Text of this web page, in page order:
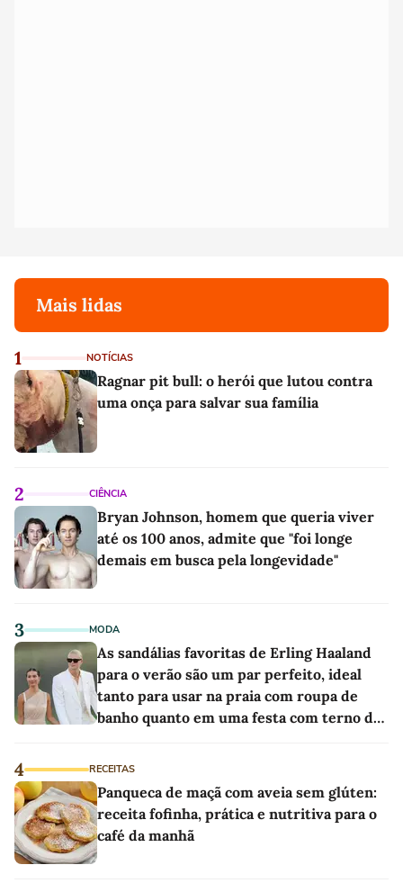
Mais lidas
1 NOTÍCIAS
Ragnar pit bull: o herói que lutou contra
uma onça para salvar sua família
2 CIÊNCIA
Bryan Johnson, homem que queria viver
até os 100 anos, admite que "foi longe
demais em busca pela longevidade"
3 MODA
As sandálias favoritas de Erling Haaland
para o verão são um par perfeito, ideal
tanto para usar na praia com roupa de
banho quanto em uma festa com terno de
4 RECEITAS
Panqueca de maçã com aveia sem glúten:
receita fofinha, prática e nutritiva para o
café da manhã